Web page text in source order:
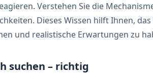
Verstehen Sie die
Dieses Wissen hilft Ihnen,
und realistische Erwartungen zu
suchen – richtig